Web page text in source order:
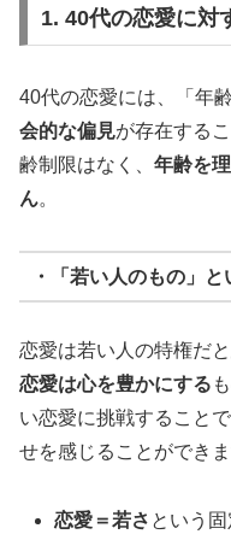
1. 40代の恋愛に対
40代の恋愛には、「年
会的な偏見が存在する
齢制限はなく、 年齢を
ん。
・「若い人のもの」
恋愛は若い人の特権だ
恋愛は心を豊かにする
い恋愛に挑戦すること
せを感じることができま
恋愛＝若さ という